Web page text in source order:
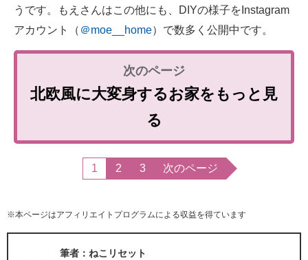
うです。もえさんはこの他にも、DIYの様子をInstagram
アカウント（ ＠moe__home）で数多く公開中です。
北欧風に大変身するお家をもっと見
る
1 2 3 次のページ
※本ページはアフィリエイトプログラムによる収益を得ています
筆者：ねこリセット